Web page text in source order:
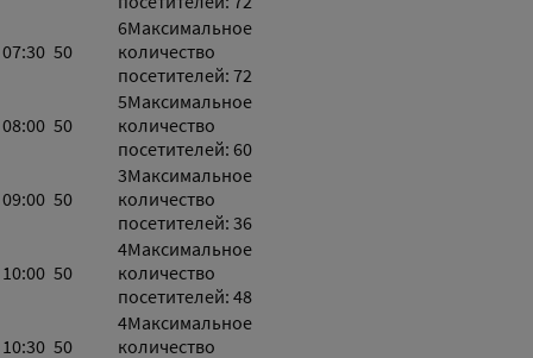
07:30 50
6Максимальное
количество
посетителей: 72
08:00 50
5Максимальное
количество
посетителей: 60
09:00 50
3Максимальное
количество
посетителей: 36
10:00 50
4Максимальное
количество
посетителей: 48
10:30 50
4Максимальное
количество